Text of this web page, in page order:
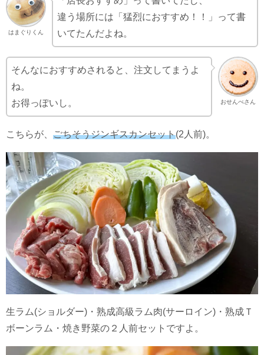
はまぐりくん
違う場所には「猛烈におすすめ！！」って書
いてたんだよね。
おせんべさん
そんなにおすすめされると、注文してまうよ
ね。
お得っぽいし。
こちらが、 ごちそうジンギスカンセット(2人前)。
生ラム(ショルダー)・熟成高級ラム肉(サーロイン)・熟成Ｔ
ボーンラム・焼き野菜の２人前セットですよ。